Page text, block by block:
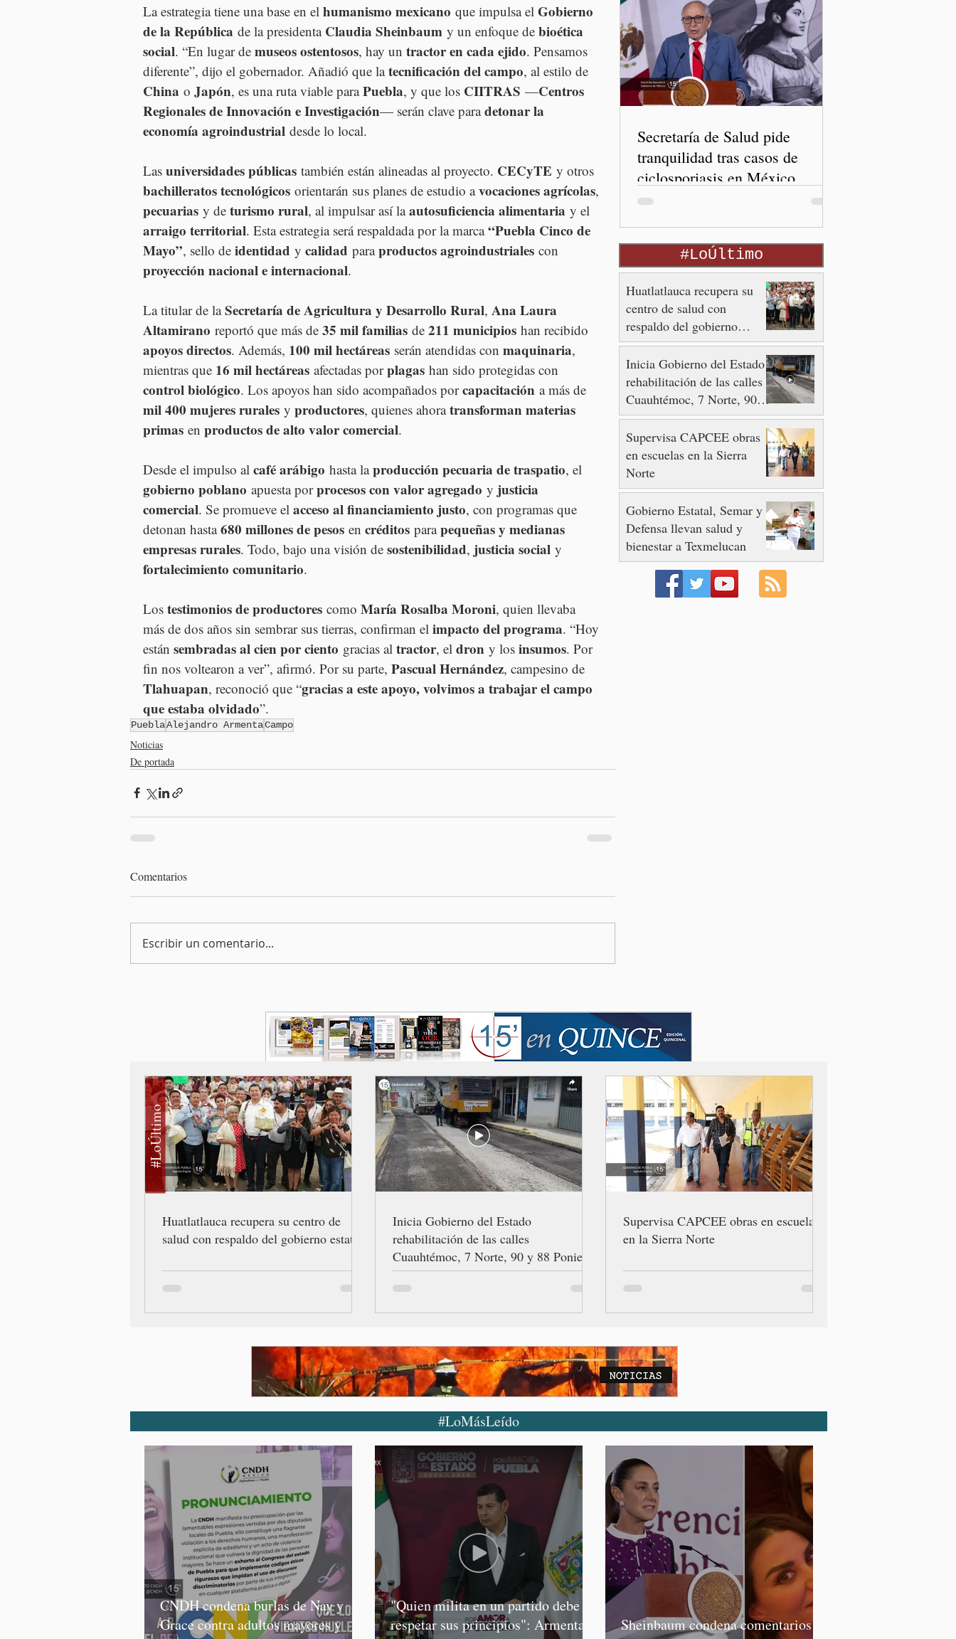
La estrategia tiene una base en el humanismo mexicano que impulsa el Gobierno
de la República de la presidenta Claudia Sheinbaum y un enfoque de bioética
social. “En lugar de museos ostentosos, hay un tractor en cada ejido. Pensamos
diferente”, dijo el gobernador. Añadió que la tecnificación del campo, al estilo de
China o Japón, es una ruta viable para Puebla, y que los CIITRAS —Centros
Regionales de Innovación e Investigación— serán clave para detonar la
economía agroindustrial desde lo local.
Las universidades públicas también están alineadas al proyecto. CECyTE y otros
bachilleratos tecnológicos orientarán sus planes de estudio a vocaciones agrícolas,
pecuarias y de turismo rural, al impulsar así la autosuficiencia alimentaria y el
arraigo territorial. Esta estrategia será respaldada por la marca “Puebla Cinco de
Mayo”, sello de identidad y calidad para productos agroindustriales con
proyección nacional e internacional.
La titular de la Secretaría de Agricultura y Desarrollo Rural, Ana Laura
Altamirano reportó que más de 35 mil familias de 211 municipios han recibido
apoyos directos. Además, 100 mil hectáreas serán atendidas con maquinaria,
mientras que 16 mil hectáreas afectadas por plagas han sido protegidas con
control biológico. Los apoyos han sido acompañados por capacitación a más de
mil 400 mujeres rurales y productores, quienes ahora transforman materias
primas en productos de alto valor comercial.
Desde el impulso al café arábigo hasta la producción pecuaria de traspatio, el
gobierno poblano apuesta por procesos con valor agregado y justicia
comercial. Se promueve el acceso al financiamiento justo, con programas que
detonan hasta 680 millones de pesos en créditos para pequeñas y medianas
empresas rurales. Todo, bajo una visión de sostenibilidad, justicia social y
fortalecimiento comunitario.
Los testimonios de productores como María Rosalba Moroni, quien llevaba
más de dos años sin sembrar sus tierras, confirman el impacto del programa. “Hoy
están sembradas al cien por ciento gracias al tractor, el dron y los insumos. Por
fin nos voltearon a ver”, afirmó. Por su parte, Pascual Hernández, campesino de
Tlahuapan, reconoció que “gracias a este apoyo, volvimos a trabajar el campo
que estaba olvidado”.
PueblaAlejandro ArmentaCampo
Noticias
De portada
Comentarios
Escribir un comentario...
Secretaría de Salud pide
tranquilidad tras casos de
ciclosporiasis en México
#LoÚltimo
Huatlatlauca recupera su
centro de salud con
respaldo del gobierno
estatal
Inicia Gobierno del Estado
rehabilitación de las calles
Cuauhtémoc, 7 Norte, 90 y
88 Poniente
Supervisa CAPCEE obras
en escuelas en la Sierra
Norte
Gobierno Estatal, Semar y
Defensa llevan salud y
bienestar a Texmelucan
Huatlatlauca recupera su centro de
salud con respaldo del gobierno estatal
Inicia Gobierno del Estado
rehabilitación de las calles
Cuauhtémoc, 7 Norte, 90 y 88 Poniente
Supervisa CAPCEE obras en escuelas
en la Sierra Norte
#LoÚltimo
#LoMásLeído
CNDH condena burlas de Nay y
Grace contra adultos mayores y
"Quien milita en un partido debe
respetar sus principios": Armenta,
Sheinbaum condena comentarios de